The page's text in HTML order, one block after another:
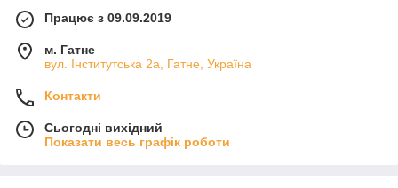
Працює з 09.09.2019
м. Гатне
вул. Інститутська 2а, Гатне, Україна
Контакти
Сьогодні вихідний
Показати весь графік роботи